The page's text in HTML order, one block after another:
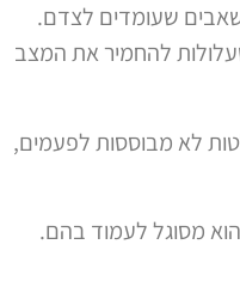
שעומדים לצדם.
שעלולות להחמיר את המצב
לא מבוססות לפעמים,
מסוגל לעמוד בהם.